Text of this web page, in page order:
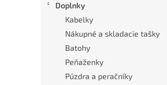
Doplnky
Kabelky
Nákupné a skladacie tašky
Batohy
Peňaženky
Púzdra a peračníky